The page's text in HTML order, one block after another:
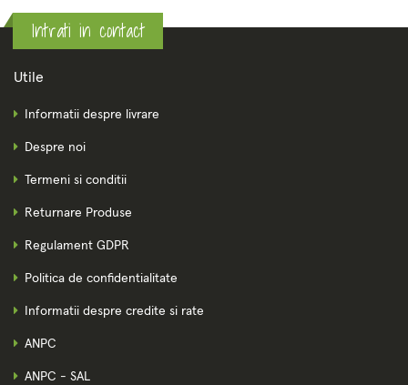
Intrati in contact
Utile
Informatii despre livrare
Despre noi
Termeni si conditii
Returnare Produse
Regulament GDPR
Politica de confidentialitate
Informatii despre credite si rate
ANPC
ANPC - SAL